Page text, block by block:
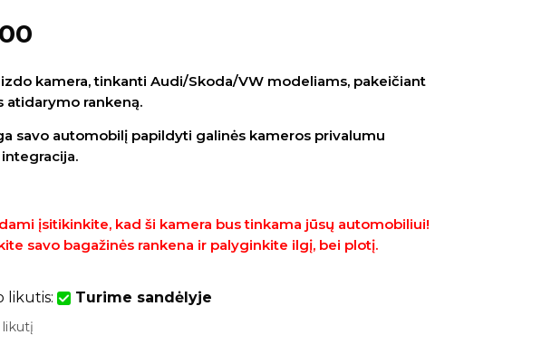
kamera, tinkanti Audi/Skoda/VW modeliams, pakeičiant
atidarymo rankeną.
savo automobilį papildyti galinės kameros privalumu
įsitikinkite, kad ši kamera bus tinkama jūsų automobiliui!
savo bagažinės rankena ir palyginkite ilgį, bei plotį.
likutis: Turime sandėlyje
likutį